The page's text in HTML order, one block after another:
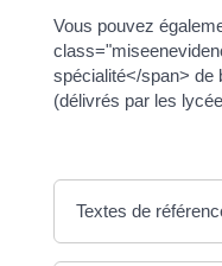
Vous pouvez
spécialité</span> de
(délivrés par les
Textes de